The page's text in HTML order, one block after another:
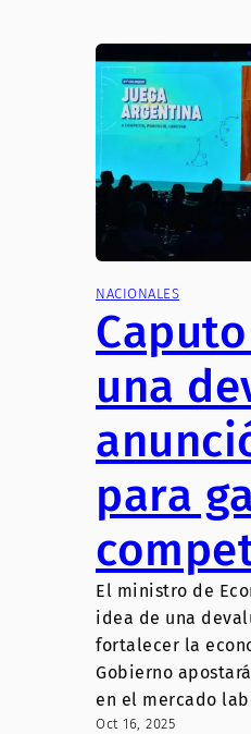
NACIONALES
una
para
El ministro de
idea de una
fortalecer la
Gobierno
en el mercado
Oct 16, 2025